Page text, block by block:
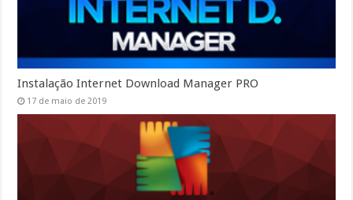
Instalação Internet Download Manager PRO
17 de maio de 2019